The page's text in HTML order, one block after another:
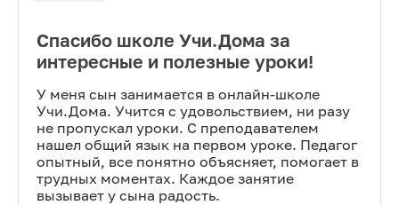
Спасибо школе Учи.Дома за
интересные и полезные уроки!
У меня сын занимается в онлайн-школе
Учи.Дома. Учится с удовольствием, ни разу
не пропускал уроки. С преподавателем
нашел общий язык на первом уроке. Педагог
опытный, все понятно объясняет, помогает в
трудных моментах. Каждое занятие
вызывает у сына радость.